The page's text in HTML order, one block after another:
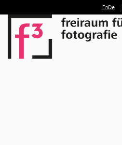
EnDe